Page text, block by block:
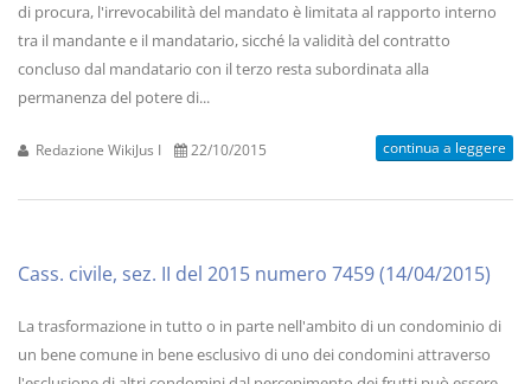
di procura, l'irrevocabilità del mandato è limitata al rapporto interno
tra il mandante e il mandatario, sicché la validità del contratto
concluso dal mandatario con il terzo resta subordinata alla
permanenza del potere di...
Redazione WikiJus I 22/10/2015 continua a leggere
Cass. civile, sez. II del 2015 numero 7459 (14/04/2015)
La trasformazione in tutto o in parte nell'ambito di un condominio di
un bene comune in bene esclusivo di uno dei condomini attraverso